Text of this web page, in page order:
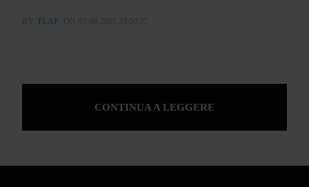
BY FLAP ON 03-08-2026 23:00:27
CONTINUA A LEGGERE